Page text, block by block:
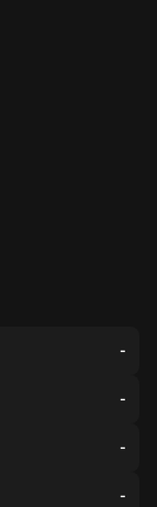
-
-
-
-